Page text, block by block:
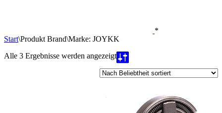
*
Start\Produkt Brand\Marke: JOYKK
Alle 3 Ergebnisse werden angezeigtNach
Beliebtheit
sortiert